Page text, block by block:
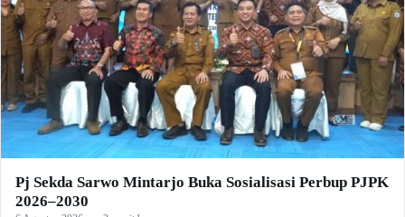
Pj Sekda Sarwo Mintarjo Buka Sosialisasi Perbup PJPK
2026–2030